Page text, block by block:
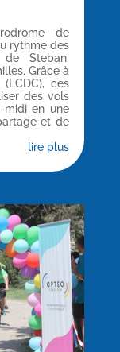
de
rythme des
de Steban,
Grâce à
ces
des vols
midi en une
et de
lire plus